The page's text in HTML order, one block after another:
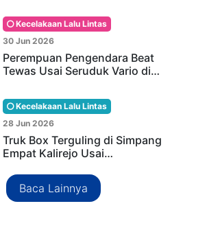
Kecelakaan Lalu Lintas
30 Jun 2026
Perempuan Pengendara Beat
Tewas Usai Seruduk Vario di…
Kecelakaan Lalu Lintas
28 Jun 2026
Truk Box Terguling di Simpang
Empat Kalirejo Usai…
Baca Lainnya